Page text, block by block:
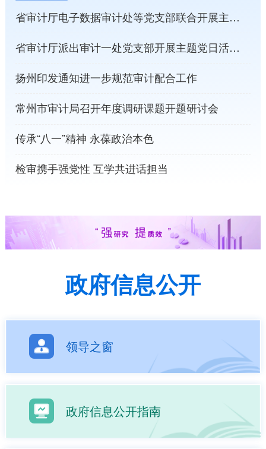
省审计厅电子数据审计处等党支部联合开展主题党日活动
省审计厅派出审计一处党支部开展主题党日活动
扬州印发通知进一步规范审计配合工作
常州市审计局召开年度调研课题开题研讨会
传承“八一”精神 永葆政治本色
检审携手强党性 互学共进话担当
政府信息公开
领导之窗
政府信息公开指南